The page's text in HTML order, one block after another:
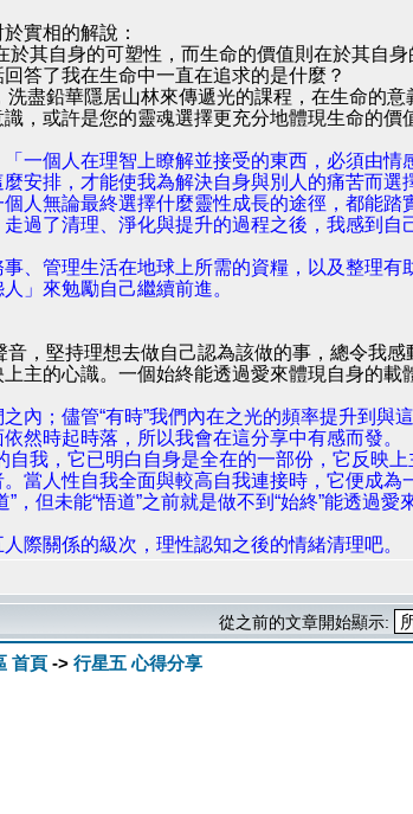
實相的解說：
於其自身的可塑性，而生命的價值則在於其自
答了我在生命中一直在追求的是什麼？
盡鉛華隱居山林來傳遞光的課程，在生命的
，或許是您的靈魂選擇更充分地體現生命的價
一個人在理智上瞭解並接受的東西，必須由情
安排，才能使我為解決自身與別人的痛苦而
人無論最終選擇什麼靈性成長的途徑，都能踏
過了清理、淨化與提升的過程之後，我感到
、管理生活在地球上所需的資糧，以及整理
」來勉勵自己繼續前進。
，堅持理想去做自己認為該做的事，總令我
主的心識。一個始終能透過愛來體現自身的載
內；儘管“有時”我們內在之光的頻率提升到
然時起時落，所以我會在這分享中有感而發。
自我，它已明白自身是全在的一部份，它反映
當人性自我全面與較高自我連接時，它便成為
”，但未能“悟道”之前就是做不到“始終”能透
際關係的級次，理性認知之後的情緒清理吧。
從之前的文章開始顯示:
首頁 -> 行星五 心得分享